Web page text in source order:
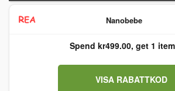
Nanobebe
Spend kr499.00, get 1
VISA RABATTKOD